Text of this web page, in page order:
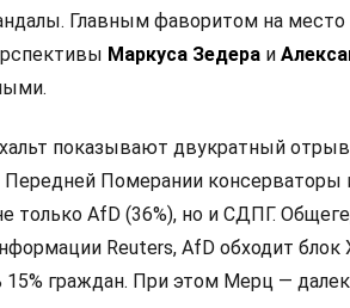
Главным фаворитом на
Маркуса Зедера и
показывают двукратный
Передней Померании консерваторы
только AfD (36%), но и СДПГ.
Reuters, AfD обходит
граждан. При этом Мерц —